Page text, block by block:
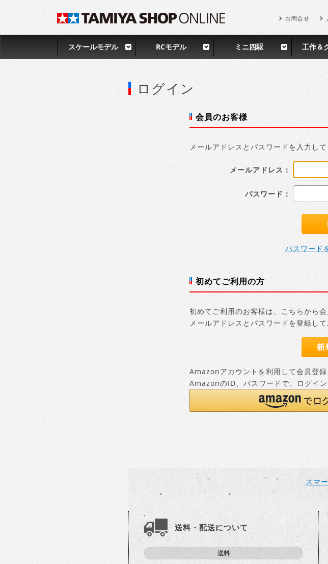
お問合せ
スケールモデル RCモデル ミニ四駆 工作＆
ログイン
会員のお客様
メールアドレスとパスワードを入力して
メールアドレス：
パスワード：
パスワード
初めてご利用の方
初めてご利用のお客様は、こちらから会
メールアドレスとパスワードを登録し
Amazonアカウントを利用して会員登録
AmazonのID、パスワードで、ログイン
スマ
送料・配送について
送料